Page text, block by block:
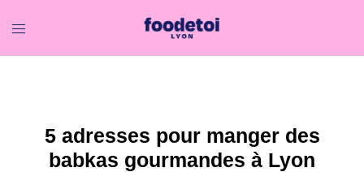
5 adresses pour manger des
babkas gourmandes à Lyon